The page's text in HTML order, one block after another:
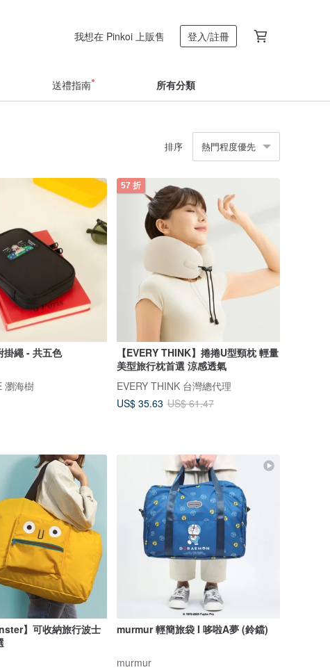
我想在 Pinkoi 上販售 登入/註冊
送禮指南 所有分類
排序 熱門程度優先
掛繩 - 共五色
瀏海樹
57 折
【EVERY THINK】捲捲U型頸枕 輕量
美型旅行枕首選 涼感透氣
EVERY THINK 台灣總代理
US$ 35.63 US$ 61.47
】可收納旅行波士
murmur 輕簡旅袋 I 哆啦A夢 (鈴鐺)
murmur